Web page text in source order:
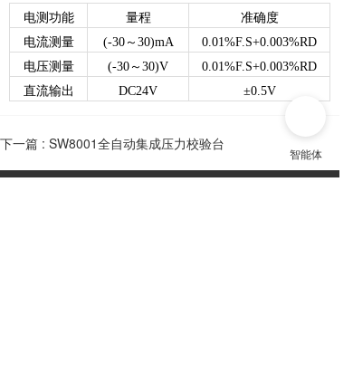
电测功能 量程
准确度
电流测量
(-30～30)mA
0.01%F.S+0.003%RD
电压测量
(-30～30)V
0.01%F.S+0.003%RD
直流输出
DC24V ±0.5V
下一篇 : SW8001全自动集成压力校验台